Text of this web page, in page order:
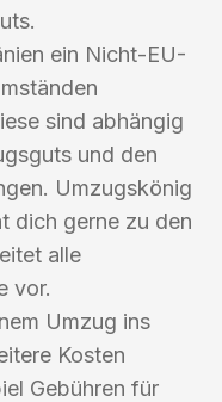
ein Nicht-EU-
sind abhängig
und den
Umzugskönig
dich gerne zu den
alle
vor.
Umzug ins
Kosten
Gebühren für